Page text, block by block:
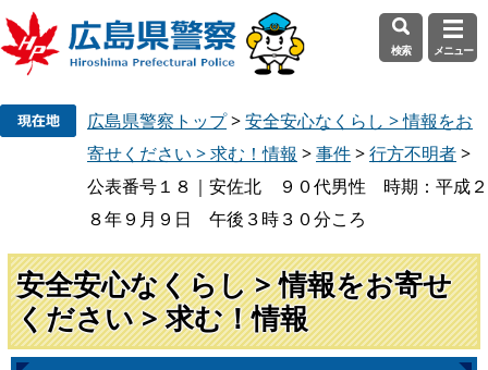
で
す
。
ば
し
て
本
文
検索 メニュー
広島県警察トップ>安全安心なくらし > 情報をお
寄せください > 求む！情報 >事件>行方不明者>
公表番号１８｜安佐北 ９０代男性 時期：平成２
８年９月９日 午後３時３０分ころ
安全安心なくらし > 情報をお寄せ
ください > 求む！情報